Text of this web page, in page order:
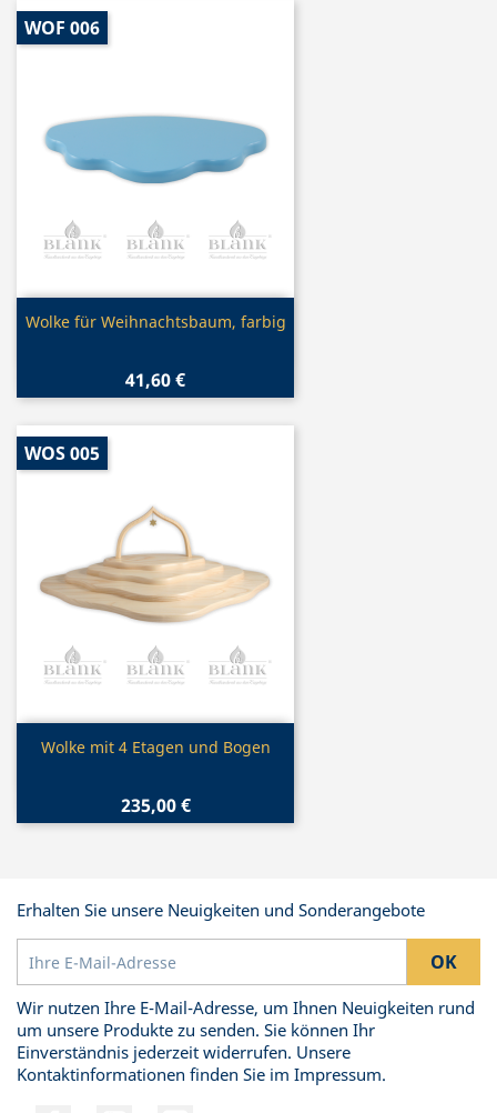
Vorschau
Wolke für Weihnachtsbaum, farbig
41,60 €
WOF 006
Vorschau
Wolke mit 4 Etagen und Bogen
235,00 €
WOS 005
Erhalten Sie unsere Neuigkeiten und Sonderangebote
Wir nutzen Ihre E-Mail-Adresse, um Ihnen Neuigkeiten rund
um unsere Produkte zu senden. Sie können Ihr
Einverständnis jederzeit widerrufen. Unsere
Kontaktinformationen finden Sie im Impressum.